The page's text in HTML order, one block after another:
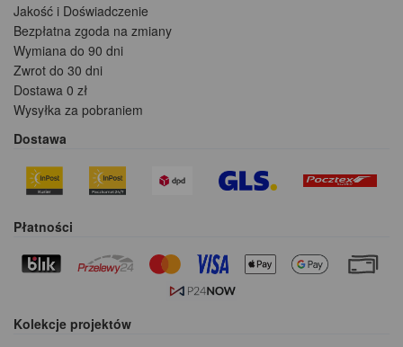
Jakość i Doświadczenie
Bezpłatna zgoda na zmiany
Wymiana do 90 dni
Zwrot do 30 dni
Dostawa 0 zł
Wysyłka za pobraniem
Dostawa
Płatności
Kolekcje projektów